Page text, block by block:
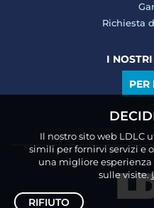
Richiesta
I
PER
Il nostro sito web LDLC
simili per fornirvi servizi e
una migliore
sulle visite.
RIFIUTO